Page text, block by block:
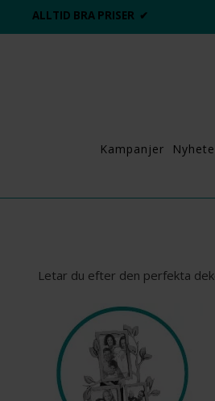
DAGS ATT POPPA?💍💘
Kampanjer
Letar du efter den perfekta